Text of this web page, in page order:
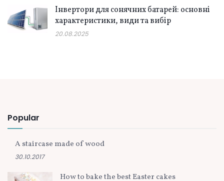
Інвертори для сонячних батарей: основні
характеристики, види та вибір
20.08.2025
Popular
A staircase made of wood
30.10.2017
How to bake the best Easter cakes